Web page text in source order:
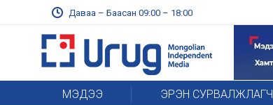
Даваа – Баасан 09:00 – 18:00
МЭДЭЭ ЭРЭН СУРВАЛЖЛАГЧ